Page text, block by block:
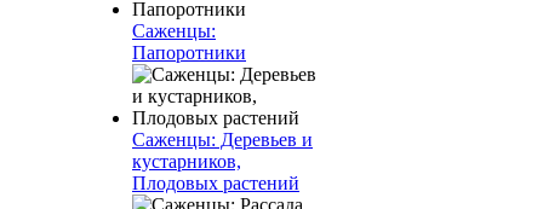
Саженцы:
Папоротники
Саженцы: Деревьев и
кустарников,
Плодовых растений